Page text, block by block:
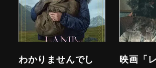
わかりませんでし
映画「